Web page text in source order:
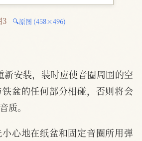
3 🔍原图 (458×496)
新安装，装时应使音圈周围的空
盆的任何部分相碰，否则将会
质。
心地在纸盆和固定音圈所用弹